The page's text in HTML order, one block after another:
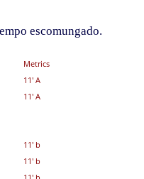
escomungado.
Metrics
11' A
11' A
11' b
11' b